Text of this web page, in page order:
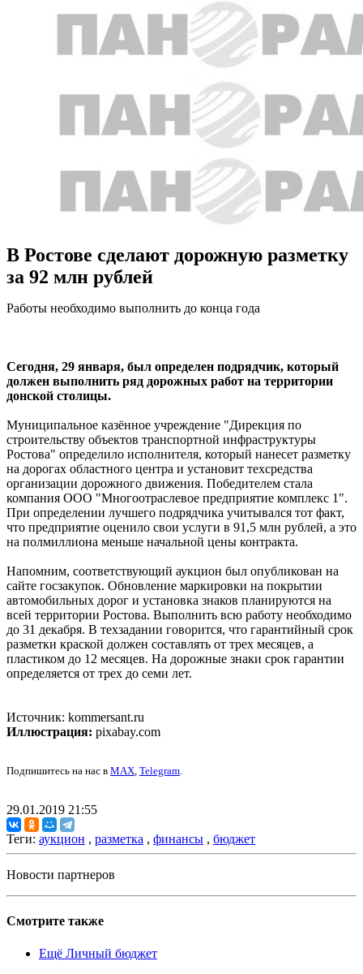
В Ростове сделают дорожную разметку
за 92 млн рублей
Работы необходимо выполнить до конца года
Сегодня, 29 января, был определен подрядчик, который
должен выполнить ряд дорожных работ на территории
донской столицы.
Муниципальное казённое учреждение "Дирекция по
строительству объектов транспортной инфраструктуры
Ростова" определило исполнителя, который нанесет разметку
на дорогах областного центра и установит техсредства
организации дорожного движения. Победителем стала
компания ООО "Многоотраслевое предприятие комплекс 1".
При определении лучшего подрядчика учитывался тот факт,
что предприятие оценило свои услуги в 91,5 млн рублей, а это
на полмиллиона меньше начальной цены контракта.
Напомним, соответствующий аукцион был опубликован на
сайте госзакупок. Обновление маркировки на покрытии
автомобильных дорог и установка знаков планируются на
всей территории Ростова. Выполнить всю работу необходимо
до 31 декабря. В техзадании говорится, что гарантийный срок
разметки краской должен составлять от трех месяцев, а
пластиком до 12 месяцев. На дорожные знаки срок гарантии
определяется от трех до семи лет.
Источник: kommersant.ru
Иллюстрация: pixabay.com
Подпишитесь на нас в MAX, Telegram.
29.01.2019 21:55
Теги: аукцион , разметка , финансы , бюджет
Новости партнеров
Смотрите также
Ещё Личный бюджет